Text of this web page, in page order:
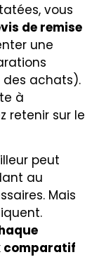
vous
de remise
une
achats).
à
retenir sur le
peut
au
Mais
comparatif